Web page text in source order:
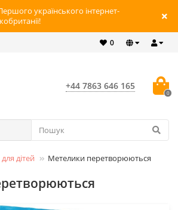
українського інтернет-
0
+44 7863 646 165
0
дітей Метелики перетворюються